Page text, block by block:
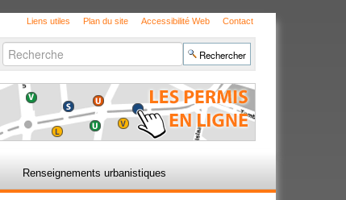
Liens utiles Plan du site Accessibilité Web Contact
Chercher par
avancée…
Renseignements urbanistiques